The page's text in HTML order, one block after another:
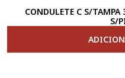
CONDULETE C S/
S/